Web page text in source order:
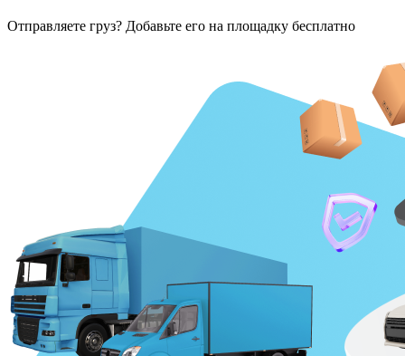
Отправляете груз? Добавьте его на площадку бесплатно